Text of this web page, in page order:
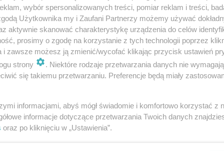
ssak stał się parkowym logo.
zajmuje nieco ponad 2145 ha, zaś
ha. Cały kompleks ma statusZespołu
rozwojowi turystyki i wypoczynku.
dzieła architektury obronnej i
wybór spersonalizowanych treści, pomiar reklam i treści,
Użytkownika my i Zaufani Partnerzy możemy używać
aktywnie skanować charakterystykę urządzenia do celów
prosimy o zgodę na korzystanie z tych technologii poprzez
i zawsze możesz ją zmienić/wycofać klikając przycisk ustawień
strony
. Niektóre rodzaje przetwarzania danych nie
się takiemu przetwarzaniu. Preferencje będą miały
informacjami, abyś mógł świadomie i komfortowo korzystać z
informacje dotyczące przetwarzania Twoich danych
oraz po kliknięciu w „Ustawienia”.